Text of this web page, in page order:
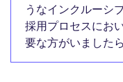
うなインクルーシ
採用プロセスにお
要な方がいましたら